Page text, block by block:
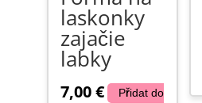
laskonky
zajačie
labky
7,00€
Přidat do